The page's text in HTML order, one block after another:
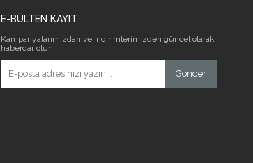
E-BÜLTEN KAYIT
Kampanyalarımızdan ve indirimlerimizden güncel olarak
haberdar olun.
Gönder